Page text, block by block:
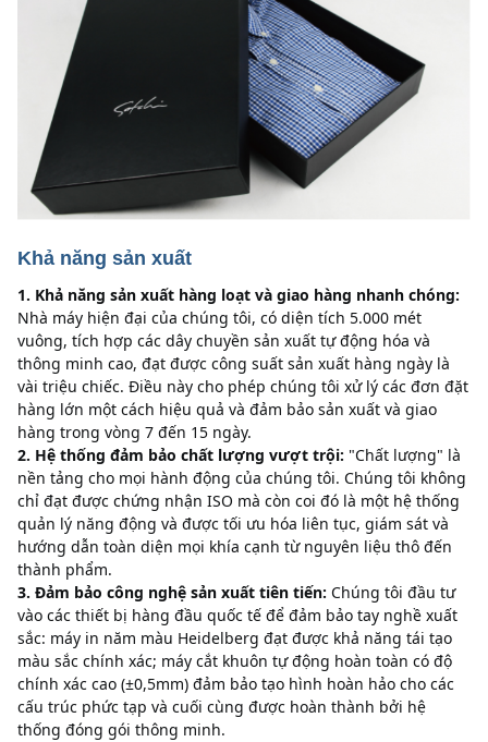
Khả năng sản xuất
1. Khả năng sản xuất hàng loạt và giao hàng nhanh chóng:
Nhà máy hiện đại của chúng tôi, có diện tích 5.000 mét
vuông, tích hợp các dây chuyền sản xuất tự động hóa và
thông minh cao, đạt được công suất sản xuất hàng ngày là
vài triệu chiếc. Điều này cho phép chúng tôi xử lý các đơn đặt
hàng lớn một cách hiệu quả và đảm bảo sản xuất và giao
hàng trong vòng 7 đến 15 ngày.
2. Hệ thống đảm bảo chất lượng vượt trội: "Chất lượng" là
nền tảng cho mọi hành động của chúng tôi. Chúng tôi không
chỉ đạt được chứng nhận ISO mà còn coi đó là một hệ thống
quản lý năng động và được tối ưu hóa liên tục, giám sát và
hướng dẫn toàn diện mọi khía cạnh từ nguyên liệu thô đến
thành phẩm.
3. Đảm bảo công nghệ sản xuất tiên tiến: Chúng tôi đầu tư
vào các thiết bị hàng đầu quốc tế để đảm bảo tay nghề xuất
sắc: máy in năm màu Heidelberg đạt được khả năng tái tạo
màu sắc chính xác; máy cắt khuôn tự động hoàn toàn có độ
chính xác cao (±0,5mm) đảm bảo tạo hình hoàn hảo cho các
cấu trúc phức tạp và cuối cùng được hoàn thành bởi hệ
thống đóng gói thông minh.